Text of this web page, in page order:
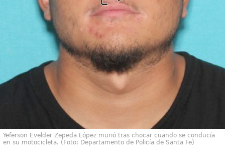
Yeferson Evelder Zepeda López murió tras chocar cuando se conducía
en su motocicleta. (Foto: Departamento de Policía de Santa Fe)